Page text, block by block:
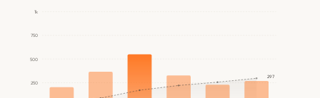
250
500
750
1k
297